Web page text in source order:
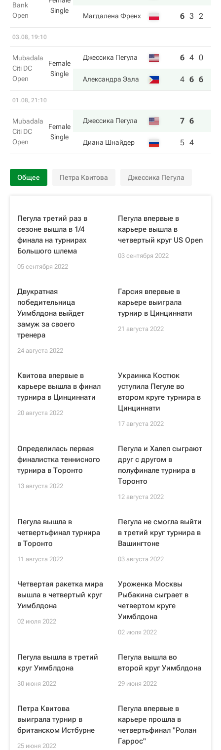
Bank
Open
Single
Магдалена Френх 6 3 2
03.08, 19:10
Mubadala
Citi DC
Open
Female
Single
Джессика Пегула 6 4 0
Александра Эала 4 6 6
01.08, 21:10
Mubadala
Citi DC
Open
Female
Single
Джессика Пегула 7 6
Диана Шнайдер 5 4
Общее Петра Квитова Джессика Пегула
Пегула третий раз в
сезоне вышла в 1/4
финала на турнирах
Большого шлема
05 сентября 2022
Пегула впервые в
карьере вышла в
четвертый круг US Open
03 сентября 2022
Двукратная
победительница
Уимблдона выйдет
замуж за своего
тренера
24 августа 2022
Гарсия впервые в
карьере выиграла
турнир в Цинциннати
21 августа 2022
Квитова впервые в
карьере вышла в финал
турнира в Цинциннати
20 августа 2022
Украинка Костюк
уступила Пегуле во
втором круге турнира в
Цинциннати
17 августа 2022
Определилась первая
финалистка теннисного
турнира в Торонто
13 августа 2022
Пегула и Халеп сыграют
друг с другом в
полуфинале турнира в
Торонто
12 августа 2022
Пегула вышла в
четвертьфинал турнира
в Торонто
11 августа 2022
Пегула не смогла выйти
в третий круг турнира в
Вашингтоне
03 августа 2022
Четвертая ракетка мира
вышла в четвертый круг
Уимблдона
02 июля 2022
Уроженка Москвы
Рыбакина сыграет в
четвертом круге
Уимблдона
02 июля 2022
Пегула вышла в третий
круг Уимблдона
30 июня 2022
Пегула вышла во
второй круг Уимблдона
29 июня 2022
Петра Квитова
выиграла турнир в
британском Истбурне
25 июня 2022
Пегула впервые в
карьере прошла в
четвертьфинал "Ролан
Гаррос"